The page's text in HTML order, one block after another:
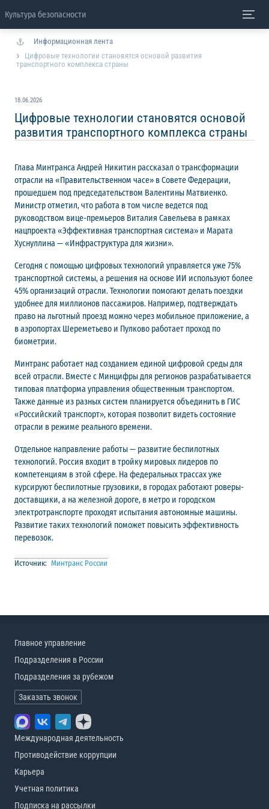
Культура безопасности
Информационная лента
Цифровые технологии становятся основой развития
транспортного комплекса страны
18.06.2026
Цифровые технологии становятся основой
развития транспортного комплекса страны
Глава Минтранса Андрей Никитин рассказал о трансформации
отрасли на «Правительственном часе» в Совете Федерации,
прошедшем под председательством Валентины Матвиенко.
Министр отметил, что работа в том числе ведется под
руководством вице-премьеров Виталия Савельева в рамках
нацпроекта «Эффективная транспортная система» и Марата
Хуснуллина — «Инфраструктура для жизни».
Сегодня с помощью цифровых технологий управляется уже 75%
транспортной системы, а решения на основе ИИ используют более
45% организаций отрасли. Технологии помогают делать поездки
удобнее для миллионов пассажиров. Например, подтверждать
право на льготный проезд можно через мобильное приложение, а
в аэропортах Шереметьево и Пулково работает проход по
биометрии.
Минтранс работает над созданием единой цифровой среды для
всей отрасли. Вместе с Минцифры для регионов разрабатывается
типовая платформа управления общественным транспортом.
Также данные из разных систем планируется объединить в ГИС
«Российский транспорт», которая позволит видеть состояние
отрасли в режиме реального времени.
Отдельное направление работы — развитие беспилотных
технологий. Россия входит в тройку мировых лидеров по
компетенциям в этой сфере. На федеральных трассах уже
курсируют беспилотные грузовики, в городах работают роверы-
доставщики, а на железной дороге, в метро и городском
электротранспорте проходят испытания автономные машины.
Развитие таких технологий поможет повысить эффективность
перевозок.
Источник: Минтранс России
Главное управление
Подразделения в России
Подразделения за рубежом
Заказать звонок
Международная деятельность
Противодействие коррупции
Карьера
Учетная политика
Подписка на рассылки